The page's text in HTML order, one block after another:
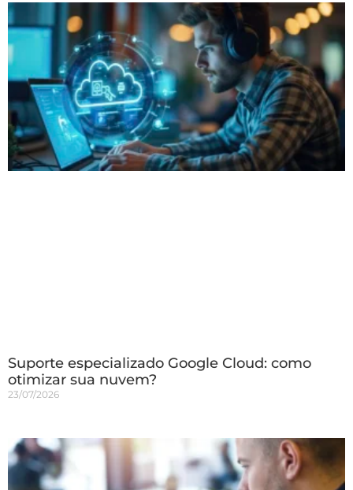
Suporte especializado Google Cloud: como
otimizar sua nuvem?
23/07/2026